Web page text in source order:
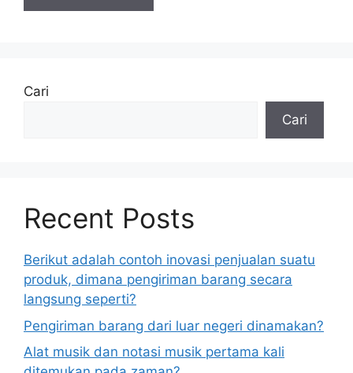
Cari
Cari
Recent Posts
Berikut adalah contoh inovasi penjualan suatu
produk, dimana pengiriman barang secara
langsung seperti?
Pengiriman barang dari luar negeri dinamakan?
Alat musik dan notasi musik pertama kali